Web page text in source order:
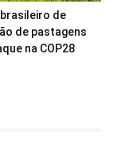
de
de pastagens
na COP28